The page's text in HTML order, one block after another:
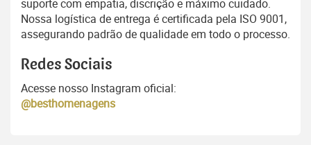
suporte com empatia, discrição e máximo cuidado.
Nossa logística de entrega é certificada pela ISO 9001,
assegurando padrão de qualidade em todo o processo.
Redes Sociais
Acesse nosso Instagram oficial:
@besthomenagens